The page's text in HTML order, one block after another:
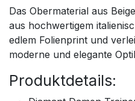
Das Obermaterial aus
aus hochwertigem
edlem Folienprint und
moderne und elegante
Produktdetails: